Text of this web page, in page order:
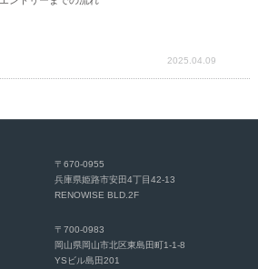
2025.04.09
〒670-0955
兵庫県姫路市安田4丁目42-13
RENOWISE BLD.2F
〒700-0983
岡山県岡山市北区東島田町1-1-8
YSビル島田201